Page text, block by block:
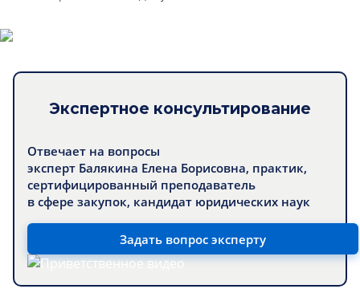
Экспертное консультирование
Отвечает на вопросы
эксперт Балякина Елена Борисовна, практик,
сертифицированный преподаватель
в сфере закупок, кандидат юридических наук
Задать вопрос эксперту